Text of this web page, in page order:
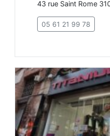
43 rue Saint Rome
05 61 21 99 78